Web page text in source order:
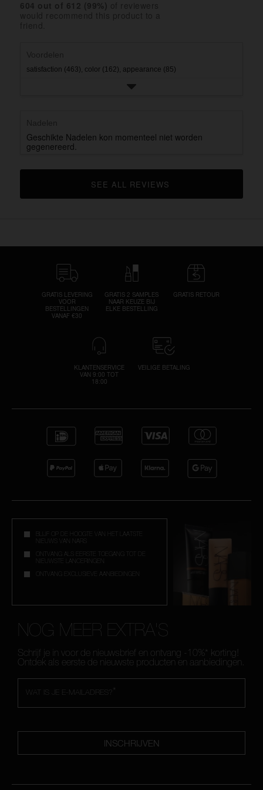
satisfaction (463), color (162), appearance (85)
Geschikte Nadelen kon momenteel niet worden
gegenereerd.
CLICK TO GO TO ALL REVIEWS
GRATIS LEVERING
VOOR
BESTELLINGEN
VANAF €30
GRATIS 2 SAMPLES
NAAR KEUZE BIJ
ELKE BESTELLING
GRATIS RETOUR
KLANTENSERVICE
VAN 9:00 TOT
18:00
VEILIGE BETALING
BLIJF OP DE HOOGTE VAN HET LAATSTE
NIEUWS VAN NARS
ONTVANG ALS EERSTE TOEGANG TOT DE
NIEUWSTE LANCERINGEN
ONTVANG EXCLUSIEVE AANBIEDINGEN
NOG MEER EXTRA'S
Schrijf je in voor de nieuwsbrief en ontvang -10%* korting!
Ontdek als eerste de nieuwste producten en aanbiedingen.
*
WAT IS JE E-MAILADRES?
INSCHRIJVEN